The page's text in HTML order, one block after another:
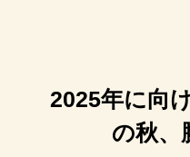
2025年に向
の秋、